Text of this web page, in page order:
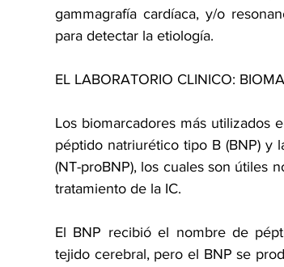
gammagrafía cardíaca, y/o
para detectar la etiología.
EL LABORATORIO CLINICO:
Los biomarcadores más utilizados
péptido natriurético tipo B (BNP) y
(NT-proBNP), los cuales son útiles
tratamiento de la IC.
El BNP recibió el nombre de
tejido cerebral, pero el BNP se